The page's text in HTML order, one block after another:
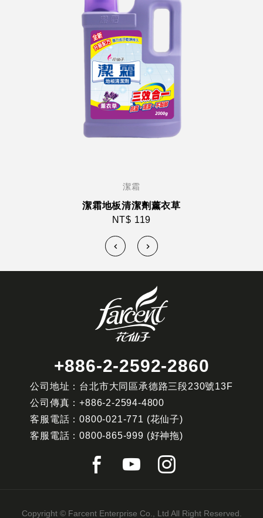
潔霜
潔霜地板清潔劑薰衣草
NT$ 119
+886-2-2592-2860
公司地址：台北市大同區承德路三段230號13F
公司傳真：+886-2-2594-4800
客服電話：0800-021-771 (花仙子)
客服電話：0800-865-999 (好神拖)
Copyright © Farcent Enterprise Co., Ltd All Right Reserved.